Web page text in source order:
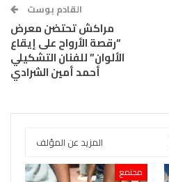
القادم بوست
مراكش تحتضن معرض
“رقصة الأرواح على إيقاع
الألوان” للفنان التشكيلي
أحمد أمين الشرادي
المزيد عن المؤلف
مجتمع